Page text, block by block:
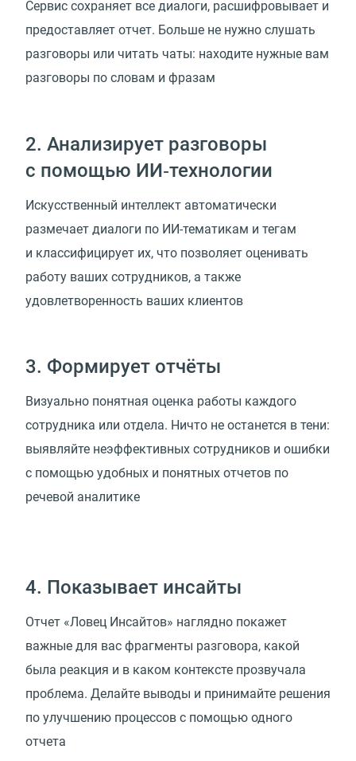
Сервис сохраняет все диалоги, расшифровывает и
предоставляет отчет. Больше не нужно слушать
разговоры или читать чаты: находите нужные вам
разговоры по словам и фразам
2. Анализирует разговоры
с помощью ИИ‑технологии
Искусственный интеллект автоматически
размечает диалоги по ИИ-тематикам и тегам
и классифицирует их, что позволяет оценивать
работу ваших сотрудников, а также
удовлетворенность ваших клиентов
3. Формирует отчёты
Визуально понятная оценка работы каждого
сотрудника или отдела. Ничто не останется в тени:
выявляйте неэффективных сотрудников и ошибки
с помощью удобных и понятных отчетов по
речевой аналитике
4. Показывает инсайты
Отчет «Ловец Инсайтов» наглядно покажет
важные для вас фрагменты разговора, какой
была реакция и в каком контексте прозвучала
проблема. Делайте выводы и принимайте решения
по улучшению процессов с помощью одного
отчета